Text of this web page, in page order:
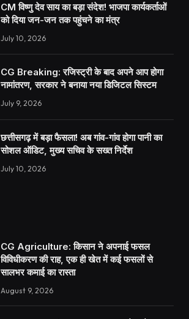
CM विष्णु देव साय का बड़ा संदेश! भाजपा कार्यकर्ताओं
को दिया जन-जन तक पहुंचने का मंत्र
July 10, 2026
CG Breaking: रजिस्ट्री के बाद अपने आप होगा
नामांतरण, सरकार ने बनाया नया डिजिटल सिस्टम
July 9, 2026
छत्तीसगढ़ में बड़ा फैसला! अब गांव-गांव होगा पानी का
सोशल ऑडिट, मुख्य सचिव के सख्त निर्देश
July 10, 2026
CG Agriculture: किसान ने अपनाई फसल
विविधीकरण की राह, एक ही खेत में कई फसलों से
सालभर कमाई का रास्ता
August 9, 2026